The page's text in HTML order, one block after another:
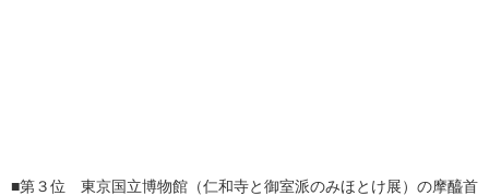
■第３位 東京国立博物館（仁和寺と御室派のみほとけ展）の摩醯首